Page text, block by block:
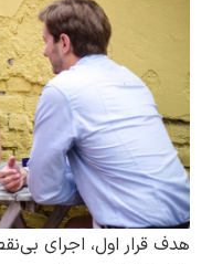
هدف قرار اول، اجرای